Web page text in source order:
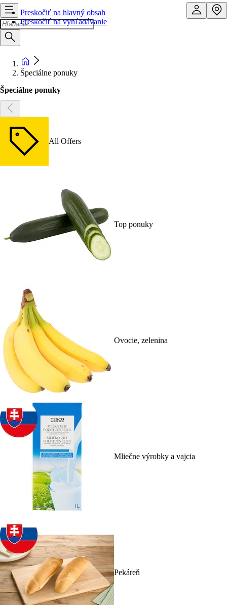
Preskočiť na hlavný obsah
Preskočiť na vyhľadávanie
Špeciálne ponuky
Špeciálne ponuky
All Offers
Top ponuky
Ovocie, zelenina
Mliečne výrobky a vajcia
Pekáreň